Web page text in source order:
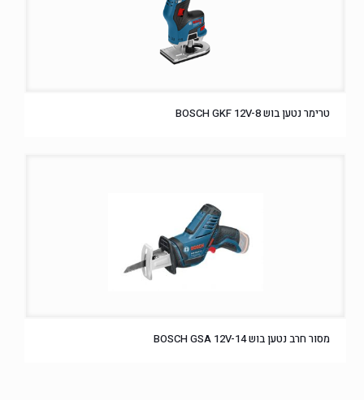
טרימר נטען בוש BOSCH GKF 12V-8
מסור חרב נטען בוש BOSCH GSA 12V-14